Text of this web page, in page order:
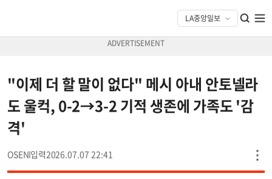
"이제 더 할 말이 없다" 메시 아내 안토넬라
도 울컥, 0-2→3-2 기적 생존에 가족도 '감
격'
OSEN 2026.07.07 22:41